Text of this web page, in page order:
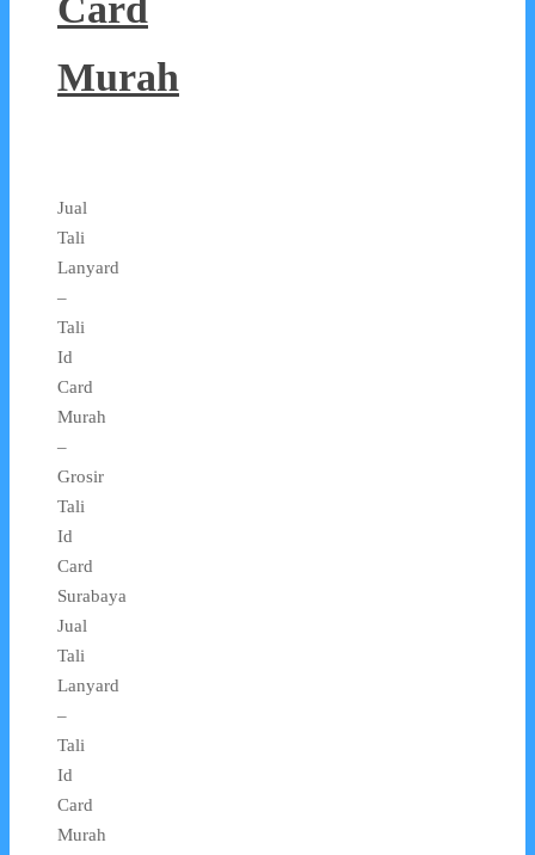
Card
Murah
Jual
Tali
Lanyard
–
Tali
Id
Card
Murah
–
Grosir
Tali
Id
Card
Surabaya
Jual
Tali
Lanyard
–
Tali
Id
Card
Murah